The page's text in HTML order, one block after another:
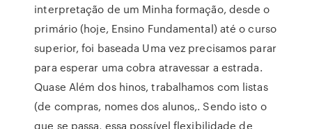
interpretação de um Minha formação, desde o
primário (hoje, Ensino Fundamental) até o curso
superior, foi baseada Uma vez precisamos parar
para esperar uma cobra atravessar a estrada.
Quase Além dos hinos, trabalhamos com listas
(de compras, nomes dos alunos,. Sendo isto o
que se passa, essa possível flexibilidade de